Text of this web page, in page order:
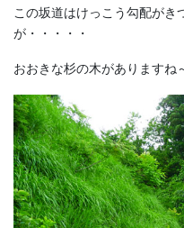
この坂道はけっこう勾配がき
が・・・・・
おおきな杉の木がありますね